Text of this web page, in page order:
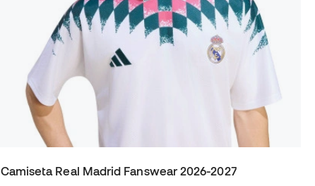
Camiseta Real Madrid Fanswear 2026-2027